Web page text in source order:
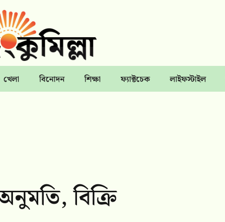
খেলা বিনোদন শিক্ষা ফ্যাক্টচেক লাইফস্টাইল
বিক্রি